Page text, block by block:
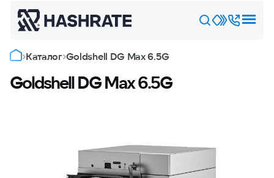
Каталог Goldshell DG Max 6.5G
Goldshell DG Max 6.5G